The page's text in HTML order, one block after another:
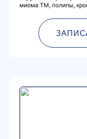
миома ТМ, полипы,